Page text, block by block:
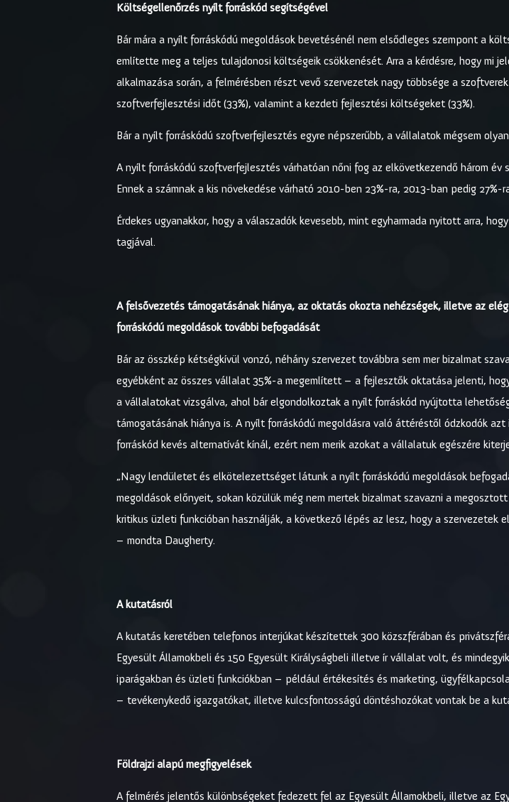
Költségellenőrzés nyílt forráskód segítségével
Bár mára a nyílt forráskódú megoldások bevetésénél nem elsődleges szempont a
említette meg a teljes tulajdonosi költségeik csökkenését. Arra a kérdésre, hogy mi
alkalmazása során, a felmérésben részt vevő szervezetek nagy többsége a
szoftverfejlesztési időt (33%), valamint a kezdeti fejlesztési költségeket (33%).
Bár a nyílt forráskódú szoftverfejlesztés egyre népszerűbb, a vállalatok mégsem
A nyílt forráskódú szoftverfejlesztés várhatóan nőni fog az elkövetkezendő három
Ennek a számnak a kis növekedése várható 2010-ben 23%-ra, 2013-ban pedig 27%-
Érdekes ugyanakkor, hogy a válaszadók kevesebb, mint egyharmada nyitott arra,
tagjával.
A felsővezetés támogatásának hiánya, az oktatás okozta nehézségek, illetve az
forráskódú megoldások további befogadását
Bár az összkép kétségkívül vonzó, néhány szervezet továbbra sem mer bizalmat
egyébként az összes vállalat 35%-a megemlített – a fejlesztők oktatása jelenti,
a vállalatokat vizsgálva, ahol bár elgondolkoztak a nyílt forráskód nyújtotta
támogatásának hiánya is. A nyílt forráskódú megoldásra való áttéréstől ódzkodók
forráskód kevés alternatívát kínál, ezért nem merik azokat a vállalatuk egészére
„Nagy lendületet és elkötelezettséget látunk a nyílt forráskódú megoldások
megoldások előnyeit, sokan közülük még nem mertek bizalmat szavazni a
kritikus üzleti funkcióban használják, a következő lépés az lesz, hogy a szervezetek
– mondta Daugherty.
A kutatásról
A kutatás keretében telefonos interjúkat készítettek 300 közszférában és
Egyesült Államokbeli és 150 Egyesült Királyságbeli illetve ír vállalat volt, és
iparágakban és üzleti funkciókban – például értékesítés és marketing,
– tevékenykedő igazgatókat, illetve kulcsfontosságú döntéshozókat vontak be a
Földrajzi alapú megfigyelések
A felmérés jelentős különbségeket fedezett fel az Egyesült Államokbeli, illetve az